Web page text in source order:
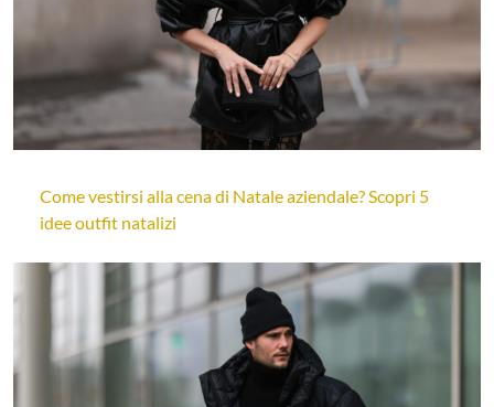
Come vestirsi alla cena di Natale aziendale? Scopri 5
idee outfit natalizi